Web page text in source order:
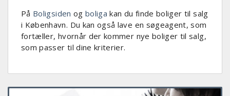
På Boligsiden og boliga kan du finde boliger til salg
i København. Du kan også lave en søgeagent, som
fortæller, hvornår der kommer nye boliger til salg,
som passer til dine kriterier.